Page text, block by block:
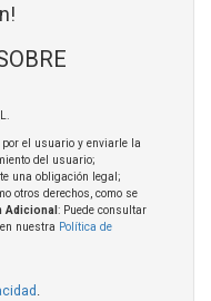
el usuario y enviarle la
del usuario;
una obligación legal;
otros derechos, como se
Adicional : Puede consultar
nuestra Política de
.